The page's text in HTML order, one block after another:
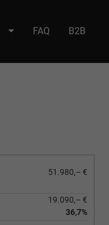
FAQ B2B
51.980,– €
19.090,– €
36,7%